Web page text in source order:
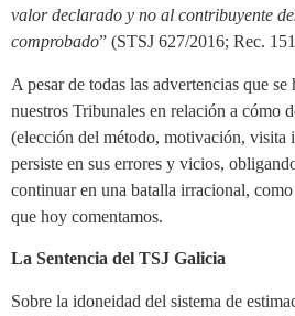
valor declarado y no al contribuyente
comprobado” (STSJ 627/2016; Rec.
A pesar de todas las advertencias que
nuestros Tribunales en relación a cómo
(elección del método, motivación, visita
persiste en sus errores y vicios,
continuar en una batalla irracional,
que hoy comentamos.
La Sentencia del TSJ Galicia
Sobre la idoneidad del sistema de